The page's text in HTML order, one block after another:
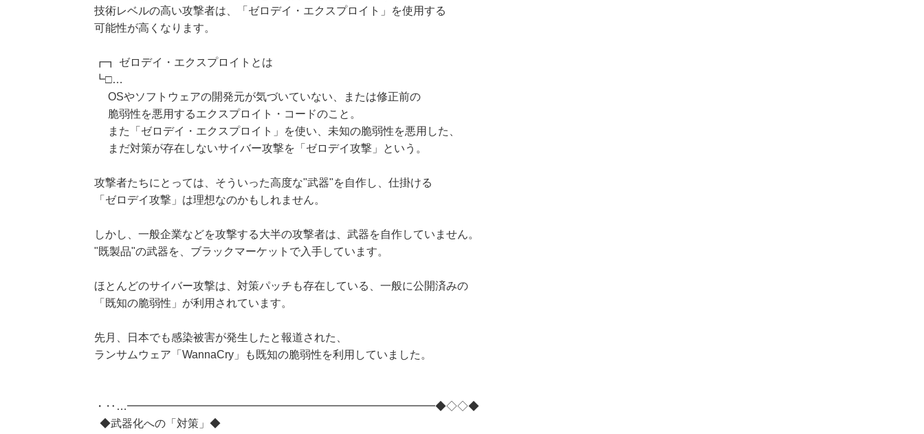
技術レベルの高い攻撃者は、「ゼロデイ・エクスプロイト」を使用する
可能性が高くなります。
┏┓ ゼロデイ・エクスプロイトとは
┗□…
OSやソフトウェアの開発元が気づいていない、または修正前の
脆弱性を悪用するエクスプロイト・コードのこと。
また「ゼロデイ・エクスプロイト」を使い、未知の脆弱性を悪用した、
まだ対策が存在しないサイバー攻撃を「ゼロデイ攻撃」という。
攻撃者たちにとっては、そういった高度な"武器"を自作し、仕掛ける
「ゼロデイ攻撃」は理想なのかもしれません。
しかし、一般企業などを攻撃する大半の攻撃者は、武器を自作していません。
"既製品"の武器を、ブラックマーケットで入手しています。
ほとんどのサイバー攻撃は、対策パッチも存在している、一般に公開済みの
「既知の脆弱性」が利用されています。
先月、日本でも感染被害が発生したと報道された、
ランサムウェア「WannaCry」も既知の脆弱性を利用していました。
・‥…━━━━━━━━━━━━━━━━━━━━━━━━━━━━◆◇◇◆
◆武器化への「対策」◆